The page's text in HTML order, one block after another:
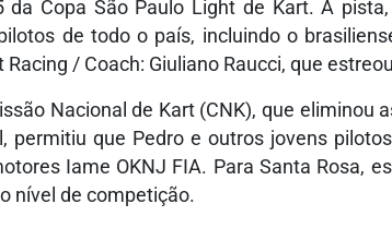
Copa São Paulo Light de Kart. A
de todo o país, incluindo o
/ Coach: Giuliano Raucci, que
Nacional de Kart (CNK), que eliminou
permitiu que Pedro e outros jovens
Iame OKNJ FIA. Para Santa Rosa,
nível de competição.